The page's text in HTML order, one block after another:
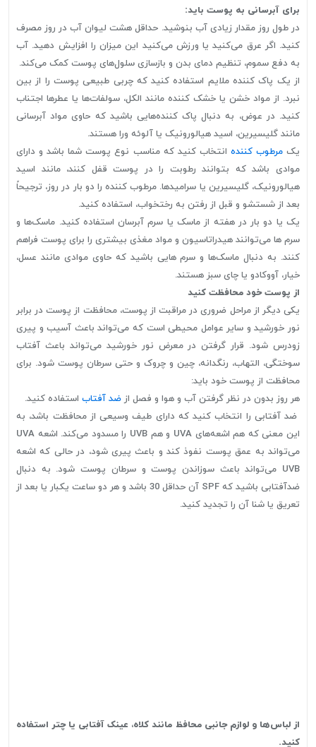
برای آبرسانی به پوست باید:
در طول روز مقدار زیادی آب بنوشید. حداقل هشت لیوان آب در روز مصرف
کنید. اگر عرق می‌کنید یا ورزش می‌کنید این میزان را افزایش دهید. آب
به دفع سموم، تنظیم دمای بدن و بازسازی سلول‌های پوست کمک می‌کند.
از یک پاک کننده ملایم استفاده کنید که چربی طبیعی پوست را از بین
نبرد. از مواد خشن یا خشک کننده مانند الکل، سولفات‌ها یا عطرها اجتناب
کنید. در عوض، به دنبال پاک کننده‌هایی باشید که حاوی مواد آبرسانی
مانند گلیسیرین، اسید هیالورونیک یا آلوئه ورا هستند.
یکمرطوب کننده انتخاب کنید که مناسب نوع پوست شما باشد و دارای
موادی باشد که بتوانند رطوبت را در پوست قفل کنند، مانند اسید
هیالورونیک، گلیسیرین یا سرامیدها. مرطوب کننده را دو بار در روز، ترجیحاً
بعد از شستشو و قبل از رفتن به رختخواب، استفاده کنید.
یک یا دو بار در هفته از ماسک یا سرم آبرسان استفاده کنید. ماسک‌ها و
سرم ها می‌توانند هیدراتاسیون و مواد مغذی بیشتری را برای پوست فراهم
کنند. به دنبال ماسک‌ها و سرم هایی باشید که حاوی موادی مانند عسل،
خیار، آووکادو یا چای سبز هستند.
از پوست خود محافظت کنید
یکی دیگر از مراحل ضروری در مراقبت از پوست، محافظت از پوست در برابر
نور خورشید و سایر عوامل محیطی است که می‌تواند باعث آسیب و پیری
زودرس شود. قرار گرفتن در معرض نور خورشید می‌تواند باعث آفتاب
سوختگی، التهاب، رنگدانه، چین و چروک و حتی سرطان پوست شود. برای
محافظت از پوست خود باید:
هر روز بدون در نظر گرفتن آب و هوا و فصل از ضد آفتاب استفاده کنید.
ضد آفتابی را انتخاب کنید که دارای طیف وسیعی از محافظت باشد، به
این معنی که هم اشعه‌های UVA و هم UVB را مسدود می‌کند. اشعه UVA
می‌تواند به عمق پوست نفوذ کند و باعث پیری شود، در حالی که اشعه
UVB می‌تواند باعث سوزاندن پوست و سرطان پوست شود. به دنبال
ضدآفتابی باشید که SPF آن حداقل 30 باشد و هر دو ساعت یکبار یا بعد از
تعریق یا شنا آن را تجدید کنید.
از لباس‌ها و لوازم جانبی محافظ مانند کلاه، عینک آفتابی یا چتر استفاده
کنید.